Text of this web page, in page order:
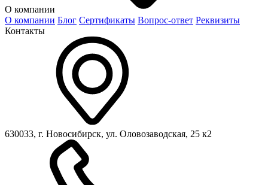
О компании
О компании Блог Сертификаты Вопрос-ответ Реквизиты
Контакты
630033, г. Новосибирск, ул. Оловозаводская, 25 к2